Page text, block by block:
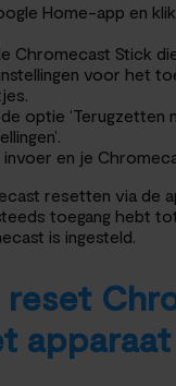
Home-app en klik
Chromecast Stick
voor het
optie ‘Terugzetten
invoer en je
resetten via de
toegang hebt
is ingesteld.
apparaat